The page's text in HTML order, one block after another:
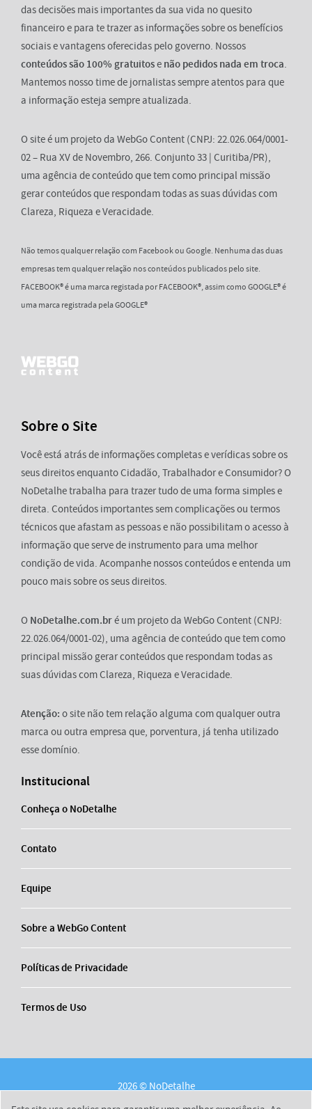
das decisões mais importantes da sua vida no quesito
financeiro e para te trazer as informações sobre os benefícios
sociais e vantagens oferecidas pelo governo. Nossos
conteúdos são 100% gratuitose não pedidos nada em troca.
Mantemos nosso time de jornalistas sempre atentos para que
a informação esteja sempre atualizada.
O site é um projeto da WebGo Content (CNPJ: 22.026.064/0001-
02 – Rua XV de Novembro, 266. Conjunto 33 | Curitiba/PR),
uma agência de conteúdo que tem como principal missão
gerar conteúdos que respondam todas as suas dúvidas com
Clareza, Riqueza e Veracidade.
Não temos qualquer relação com Facebook ou Google. Nenhuma das duas
empresas tem qualquer relação nos conteúdos publicados pelo site.
FACEBOOK® é uma marca registada por FACEBOOK®, assim como GOOGLE® é
uma marca registrada pela GOOGLE®
Sobre o Site
Você está atrás de informações completas e verídicas sobre os
seus direitos enquanto Cidadão, Trabalhador e Consumidor? O
NoDetalhe trabalha para trazer tudo de uma forma simples e
direta. Conteúdos importantes sem complicações ou termos
técnicos que afastam as pessoas e não possibilitam o acesso à
informação que serve de instrumento para uma melhor
condição de vida. Acompanhe nossos conteúdos e entenda um
pouco mais sobre os seus direitos.
O NoDetalhe.com.bré um projeto da WebGo Content (CNPJ:
22.026.064/0001-02), uma agência de conteúdo que tem como
principal missão gerar conteúdos que respondam todas as
suas dúvidas com Clareza, Riqueza e Veracidade.
Atenção: o site não tem relação alguma com qualquer outra
marca ou outra empresa que, porventura, já tenha utilizado
esse domínio.
Institucional
Conheça o NoDetalhe
Contato
Equipe
Sobre a WebGo Content
Políticas de Privacidade
Termos de Uso
2026 © NoDetalhe